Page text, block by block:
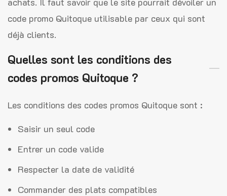
code promo Quitoque utilisable par ceux qui sont
déjà clients.
Quelles sont les conditions des
codes promos Quitoque ?
Les conditions des codes promos Quitoque sont :
Saisir un seul code
Entrer un code valide
Respecter la date de validité
Commander des plats compatibles